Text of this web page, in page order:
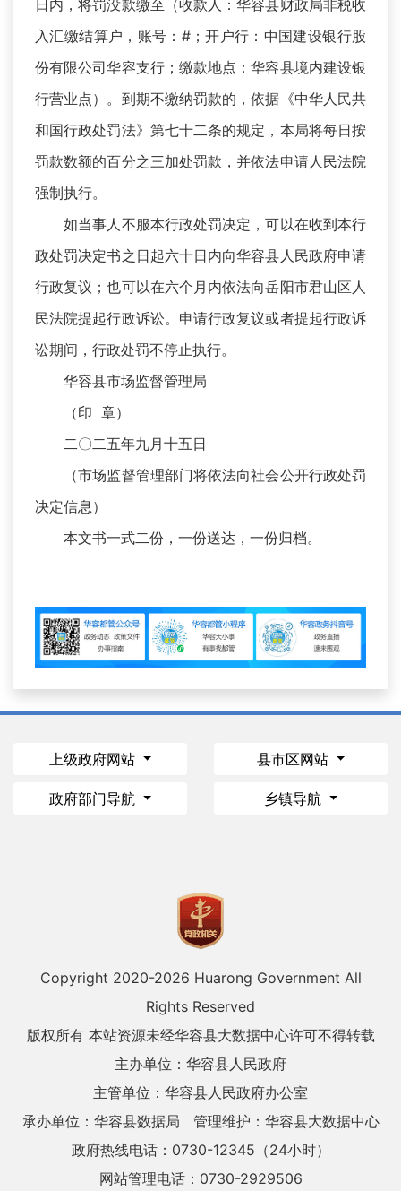
日内，将罚没款缴至（收款人：华容县财政局非税收
入汇缴结算户，账号：#；开户行：中国建设银行股
份有限公司华容支行；缴款地点：华容县境内建设银
行营业点）。到期不缴纳罚款的，依据《中华人民共
和国行政处罚法》第七十二条的规定，本局将每日按
罚款数额的百分之三加处罚款，并依法申请人民法院
强制执行。
如当事人不服本行政处罚决定，可以在收到本行
政处罚决定书之日起六十日内向华容县人民政府申请
行政复议；也可以在六个月内依法向岳阳市君山区人
民法院提起行政诉讼。申请行政复议或者提起行政诉
讼期间，行政处罚不停止执行。
华容县市场监督管理局
（印 章）
二〇二五年九月十五日
（市场监督管理部门将依法向社会公开行政处罚
决定信息）
本文书一式二份，一份送达，一份归档。
上级政府网站 县市区网站
政府部门导航 乡镇导航
Copyright 2020-2026 Huarong Government All
Rights Reserved
版权所有 本站资源未经华容县大数据中心许可不得转载
主办单位：华容县人民政府
主管单位：华容县人民政府办公室
承办单位：华容县数据局
管理维护：华容县大数据中心
政府热线电话：0730-12345（24小时）
网站管理电话：0730-2929506